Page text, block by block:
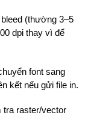
(thường 3–5
dpi thay vì để
font sang
kết nếu gửi file in.
tra raster/vector